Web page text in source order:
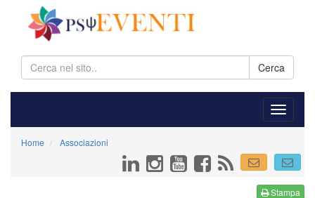
Cerca
Home Associazioni
Stampa